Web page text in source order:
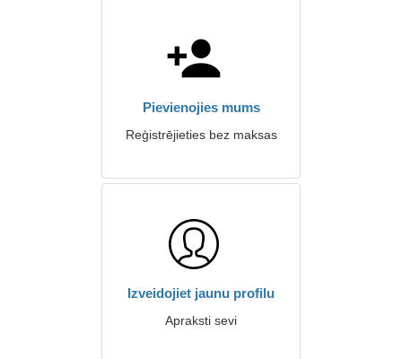
Pievienojies mums
Reģistrējieties bez maksas
Izveidojiet jaunu profilu
Apraksti sevi